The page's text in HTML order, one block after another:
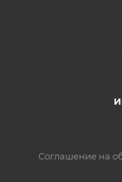
Соглашение на